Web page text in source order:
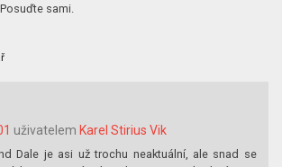
sami.
uživatelem Karel Stirius Vik
Dale je asi už trochu neaktuální, ale snad se